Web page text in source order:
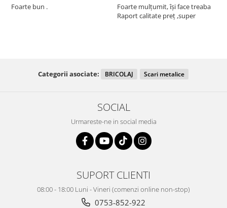
Foarte bun .
Foarte mulțumit, își face treaba
Raport calitate preț ,super
Categorii asociate: BRICOLAJ Scari metalice
SOCIAL
Urmareste-ne in social media
SUPORT CLIENTI
08:00 - 18:00 Luni - Vineri (comenzi online non-stop)
0753-852-922